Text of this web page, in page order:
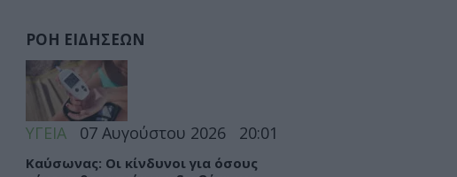
ΡΟΗ ΕΙΔΗΣΕΩΝ
ΥΓΕΙΑ 07 Αυγούστου 2026 20:01
Καύσωνας: Οι κίνδυνοι για όσους